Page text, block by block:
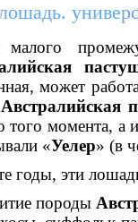
малого
может
Австралийская
того момента, а
«Уелер» (в
годы, эти
породы